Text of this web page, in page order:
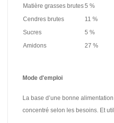
Matière grasses brutes5 %
Cendres brutes
11 %
Sucres
5 %
Amidons
27 %
Mode d'emploi
La base d’une bonne
concentré selon les besoins. Et